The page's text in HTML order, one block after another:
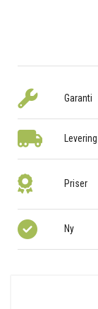
Garanti
Levering
Priser
Ny